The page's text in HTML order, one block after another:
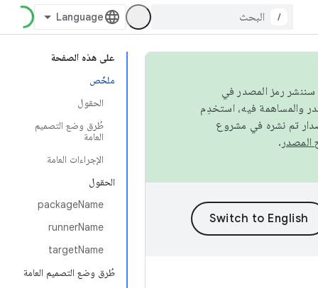
/
على هذه الصفحة
ملخّص
الحقول
طُرق وضع التصميم
العامة
الإجراءات العامة
الحقول
packageName
runnerName
targetName
طُرق وضع التصميم العامة
سننشر رمز المصدر في
تم نشره في مشروع
.